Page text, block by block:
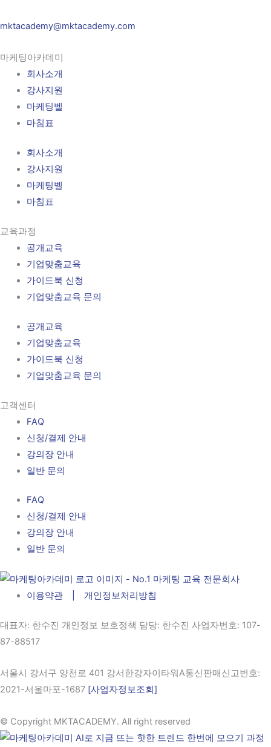
mktacademy@mktacademy.com
마케팅아카데미
회사소개
강사지원
마케팅벨
마침표
회사소개
강사지원
마케팅벨
마침표
교육과정
공개교육
기업맞춤교육
가이드북 신청
기업맞춤교육 문의
공개교육
기업맞춤교육
가이드북 신청
기업맞춤교육 문의
고객센터
FAQ
신청/결제 안내
강의장 안내
일반 문의
FAQ
신청/결제 안내
강의장 안내
일반 문의
이용약관 | 개인정보처리방침
대표자: 한수진 개인정보 보호정책 담당: 한수진 사업자번호: 107-
87-88517
서울시 강서구 양천로 401 강서한강자이타워A통신판매신고번호:
2021-서울마포-1687 [사업자정보조회]
© Copyright MKTACADEMY. All right reserved​